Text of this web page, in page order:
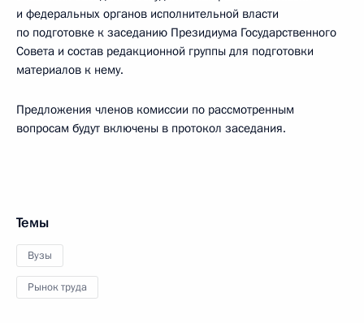
и федеральных органов исполнительной власти
по подготовке к заседанию Президиума Государственного
Совета и состав редакционной группы для подготовки
материалов к нему.
Предложения членов комиссии по рассмотренным
вопросам будут включены в протокол заседания.
Темы
Вузы
Рынок труда